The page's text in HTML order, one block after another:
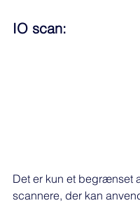
IO scan:
Det er kun et begrænset
scannere, der kan